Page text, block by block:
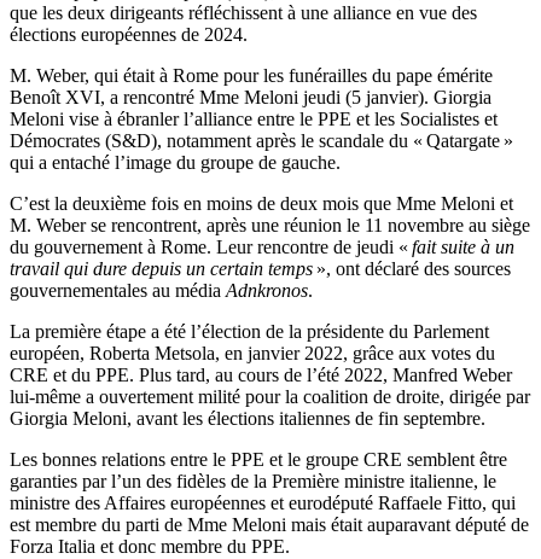
que les deux dirigeants réfléchissent à une alliance en vue des
élections européennes de 2024.
M. Weber, qui était à Rome pour les funérailles du pape émérite
Benoît XVI, a rencontré Mme Meloni jeudi (5 janvier). Giorgia
Meloni vise à ébranler l’alliance entre le PPE et les Socialistes et
Démocrates (S&D), notamment après le scandale du « Qatargate »
qui a entaché l’image du groupe de gauche.
C’est la deuxième fois en moins de deux mois que Mme Meloni et
M. Weber se rencontrent, après une réunion le 11 novembre au siège
du gouvernement à Rome. Leur rencontre de jeudi « fait suite à un
travail qui dure depuis un certain temps », ont déclaré des sources
gouvernementales au média Adnkronos.
La première étape a été l’élection de la présidente du Parlement
européen, Roberta Metsola, en janvier 2022, grâce aux votes du
CRE et du PPE. Plus tard, au cours de l’été 2022, Manfred Weber
lui-même a ouvertement milité pour la coalition de droite, dirigée par
Giorgia Meloni, avant les élections italiennes de fin septembre.
Les bonnes relations entre le PPE et le groupe CRE semblent être
garanties par l’un des fidèles de la Première ministre italienne, le
ministre des Affaires européennes et eurodéputé Raffaele Fitto, qui
est membre du parti de Mme Meloni mais était auparavant député de
Forza Italia et donc membre du PPE.